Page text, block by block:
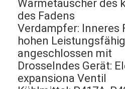
Wärmetauscher des
des Fadens
Verdampfer: Inneres
hohen
angeschlossen mit
Drosselndes Gerät:
expansiona Ventil